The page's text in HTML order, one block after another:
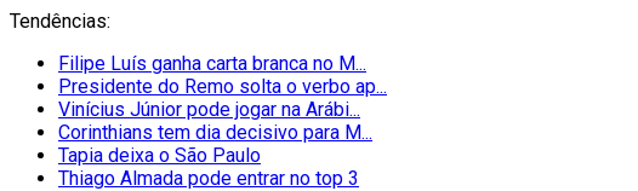
Tendências:
Filipe Luís ganha carta branca no M...
Presidente do Remo solta o verbo ap...
Vinícius Júnior pode jogar na Arábi...
Corinthians tem dia decisivo para M...
Tapia deixa o São Paulo
Thiago Almada pode entrar no top 3